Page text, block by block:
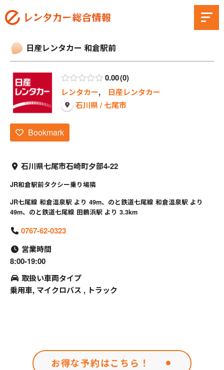
日産レンタカー 和倉駅前
0.00 0
レンタカー, 日産レンタカー
石川県 / 七尾市
Bookmark
石川県七尾市石崎町夕部4-22
JR和倉駅前タクシー乗り場隣
JR七尾線 和倉温泉駅 より 49m、のと鉄道七尾線 和倉温泉駅 より
49m、のと鉄道七尾線 田鶴浜駅 より 3.3km
0767-62-0323
営業時間
8:00-19:00
取扱い車両タイプ
乗用車, マイクロバス , トラック
お得な予約はこちら！